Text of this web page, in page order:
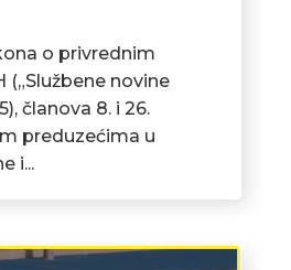
o privrednim
(„Službene novine
članova 8. i 26.
preduzećima u
i...